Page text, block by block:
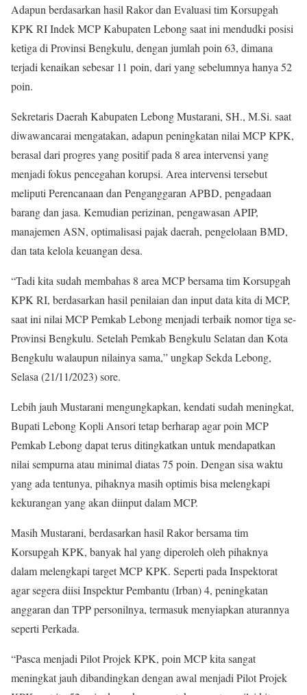
Adapun berdasarkan hasil Rakor dan Evaluasi tim Korsupgah
KPK RI Indek MCP Kabupaten Lebong saat ini mendudki posisi
ketiga di Provinsi Bengkulu, dengan jumlah poin 63, dimana
terjadi kenaikan sebesar 11 poin, dari yang sebelumnya hanya 52
poin.
Sekretaris Daerah Kabupaten Lebong Mustarani, SH., M.Si. saat
diwawancarai mengatakan, adapun peningkatan nilai MCP KPK,
berasal dari progres yang positif pada 8 area intervensi yang
menjadi fokus pencegahan korupsi. Area intervensi tersebut
meliputi Perencanaan dan Penganggaran APBD, pengadaan
barang dan jasa. Kemudian perizinan, pengawasan APIP,
manajemen ASN, optimalisasi pajak daerah, pengelolaan BMD,
dan tata kelola keuangan desa.
“Tadi kita sudah membahas 8 area MCP bersama tim Korsupgah
KPK RI, berdasarkan hasil penilaian dan input data kita di MCP,
saat ini nilai MCP Pemkab Lebong menjadi terbaik nomor tiga se-
Provinsi Bengkulu. Setelah Pemkab Bengkulu Selatan dan Kota
Bengkulu walaupun nilainya sama,” ungkap Sekda Lebong,
Selasa (21/11/2023) sore.
Lebih jauh Mustarani mengungkapkan, kendati sudah meningkat,
Bupati Lebong Kopli Ansori tetap berharap agar poin MCP
Pemkab Lebong dapat terus ditingkatkan untuk mendapatkan
nilai sempurna atau minimal diatas 75 poin. Dengan sisa waktu
yang ada tentunya, pihaknya masih optimis bisa melengkapi
kekurangan yang akan diinput dalam MCP.
Masih Mustarani, berdasarkan hasil Rakor bersama tim
Korsupgah KPK, banyak hal yang diperoleh oleh pihaknya
dalam melengkapi target MCP KPK. Seperti pada Inspektorat
agar segera diisi Inspektur Pembantu (Irban) 4, peningkatan
anggaran dan TPP personilnya, termasuk menyiapkan aturannya
seperti Perkada.
“Pasca menjadi Pilot Projek KPK, poin MCP kita sangat
meningkat jauh dibandingkan dengan awal menjadi Pilot Projek